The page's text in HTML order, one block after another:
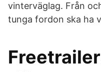
vinterväglag. Från
tunga fordon ska ha